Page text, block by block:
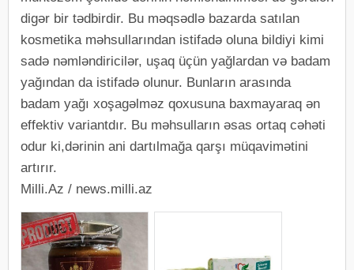
digər bir tədbirdir. Bu məqsədlə bazarda satılan
kosmetika məhsullarından istifadə oluna bildiyi kimi
sadə nəmləndiricilər, uşaq üçün yağlardan və badam
yağından da istifadə olunur. Bunların arasında
badam yağı xoşagəlməz qoxusuna baxmayaraq ən
effektiv variantdır. Bu məhsulların əsas ortaq cəhəti
odur ki,dərinin ani dartılmağa qarşı müqavimətini
artırır.
Milli.Az / news.milli.az